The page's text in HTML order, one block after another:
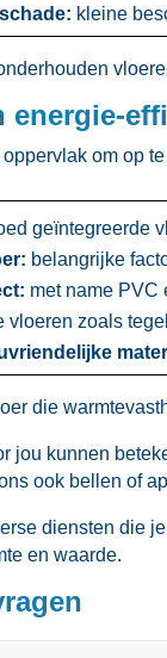
kleine
energie-
om op
geïntegreerde
belangrijke
met name PVC
vloeren zoals
die
jou kunnen
ook bellen of
diensten die
en waarde.​